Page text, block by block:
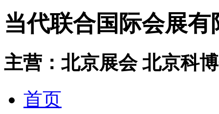
当代联合国际会展有
主营：北京展会 北京科
首页